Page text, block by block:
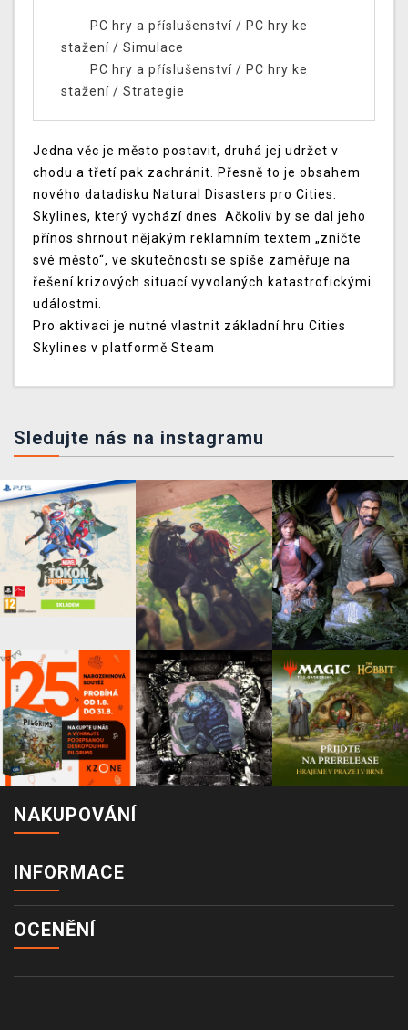
PC hry a příslušenství/ PC hry ke
stažení / Simulace
PC hry a příslušenství/ PC hry ke
stažení / Strategie
Jedna věc je město postavit, druhá jej udržet v
chodu a třetí pak zachránit. Přesně to je obsahem
nového datadisku Natural Disasters pro Cities:
Skylines, který vychází dnes. Ačkoliv by se dal jeho
přínos shrnout nějakým reklamním textem „zničte
své město“, ve skutečnosti se spíše zaměřuje na
řešení krizových situací vyvolaných katastrofickými
událostmi.
Pro aktivaci je nutné vlastnit základní hru Cities
Skylines v platformě Steam
Sledujte nás na instagramu
NAKUPOVÁNÍ
INFORMACE
OCENĚNÍ